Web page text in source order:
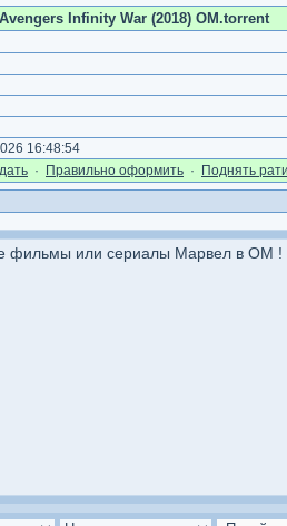
Infinity War (2018) OM.torrent
16:48:54
· Правильно оформить · Поднять
фильмы или сериалы Марвел в OM !